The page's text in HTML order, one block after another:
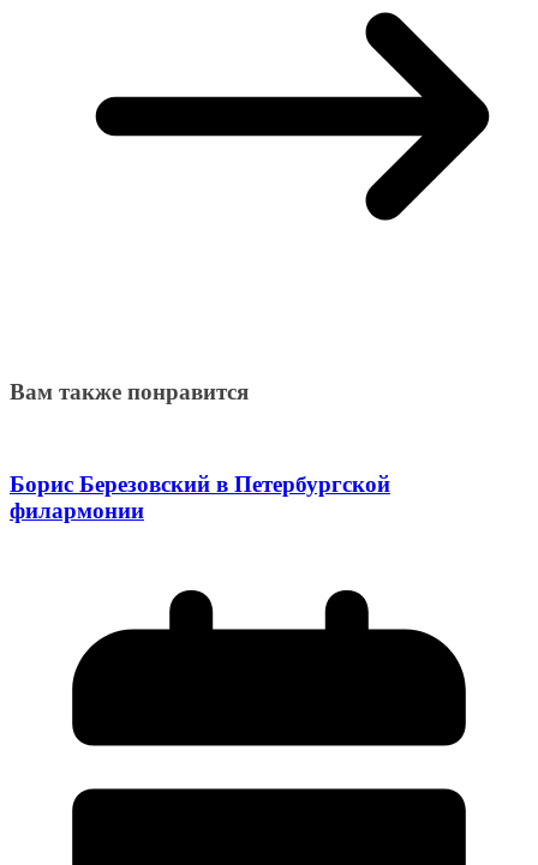
Вам также понравится
Борис Березовский в Петербургской
филармонии